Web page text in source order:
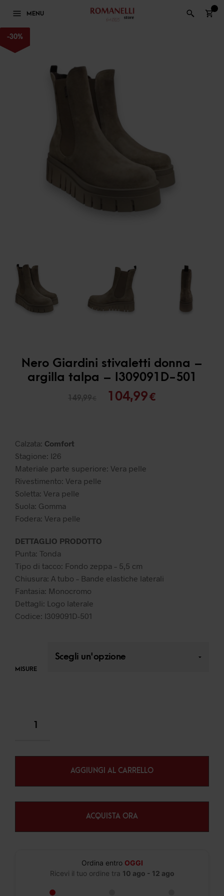
MENU
-30%
Nero Giardini stivaletti donna –
argilla talpa – I309091D-501
149,99€
Il
104,99€
Calzata: Comfort
Stagione: I26
Materiale parte superiore: Vera pelle
Rivestimento: Vera pelle
Soletta: Vera pelle
Suola: Gomma
Fodera: Vera pelle
DETTAGLIO PRODOTTO
Punta: Tonda
Tipo di tacco: Fondo zeppa – 5,5 cm
Chiusura: A tubo – Bande elastiche laterali
Fantasia: Monocromo
Dettagli: Logo laterale
Codice: I309091D-501
MISURE
AGGIUNGI AL CARRELLO
ACQUISTA ORA
Ordina entro OGGI
Ricevi il tuo ordine tra 10 ago - 12 ago